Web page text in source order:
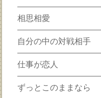
相思相愛
自分の中の対戦相手
仕事が恋人
ずっとこのままなら